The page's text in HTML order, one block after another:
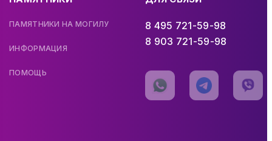
ПАМЯТНИКИ НА МОГИЛУ
ИНФОРМАЦИЯ
ПОМОЩЬ
8 495 721-59-98
8 903 721-59-98